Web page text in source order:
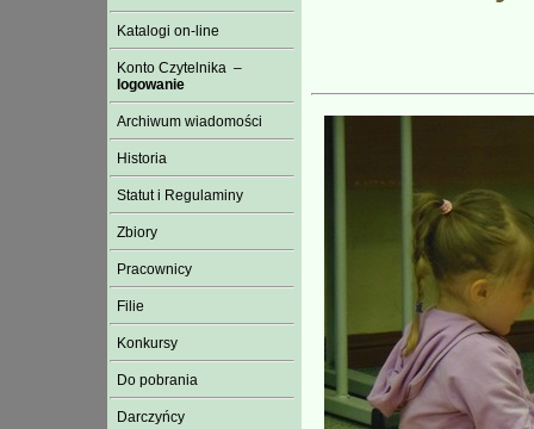
Katalogi on-line
Konto Czytelnika –
logowanie
Archiwum wiadomości
Historia
Statut i Regulaminy
Zbiory
Pracownicy
Filie
Konkursy
Do pobrania
Darczyńcy